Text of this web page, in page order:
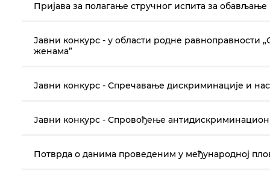
Пријава за полагање стручног испита за
Јавни конкурс - у области родне
женама”
Јавни конкурс - Спречавање дискриминације и
Јавни конкурс - Спровођење
Потврда о данима проведеним у међународној